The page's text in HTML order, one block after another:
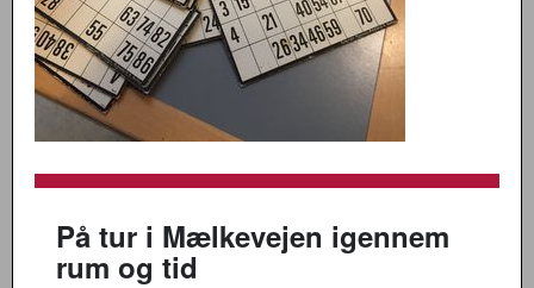
På tur i Mælkevejen igennem
rum og tid